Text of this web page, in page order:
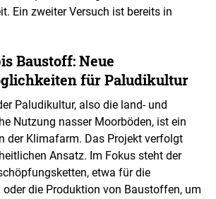
Ein zweiter Versuch ist bereits in
Baustoff: Neue
für Paludikultur
Paludikultur, also die land- und
Nutzung nasser Moorböden, ist ein
der Klimafarm. Das Projekt verfolgt
Ansatz. Im Fokus steht der
etwa für die
oder die Produktion von Baustoffen, um